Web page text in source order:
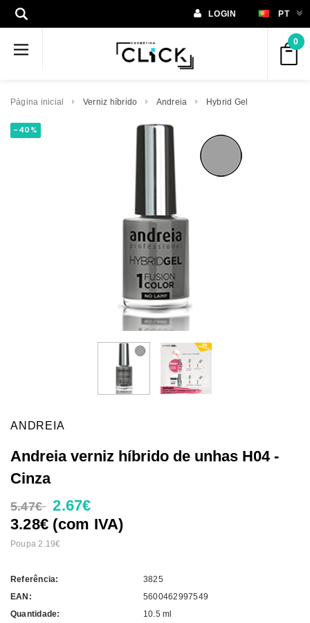
LOGIN PT
0
Página inicial Verniz híbrido Andreia Hybrid Gel
-40%
ANDREIA
Andreia verniz híbrido de unhas H04 -
Cinza
5.47€ 2.67€
3.28€ (com IVA)
Poupa 2.19€
Referência:
3825
EAN:
5600462997549
Quantidade:
10.5 ml